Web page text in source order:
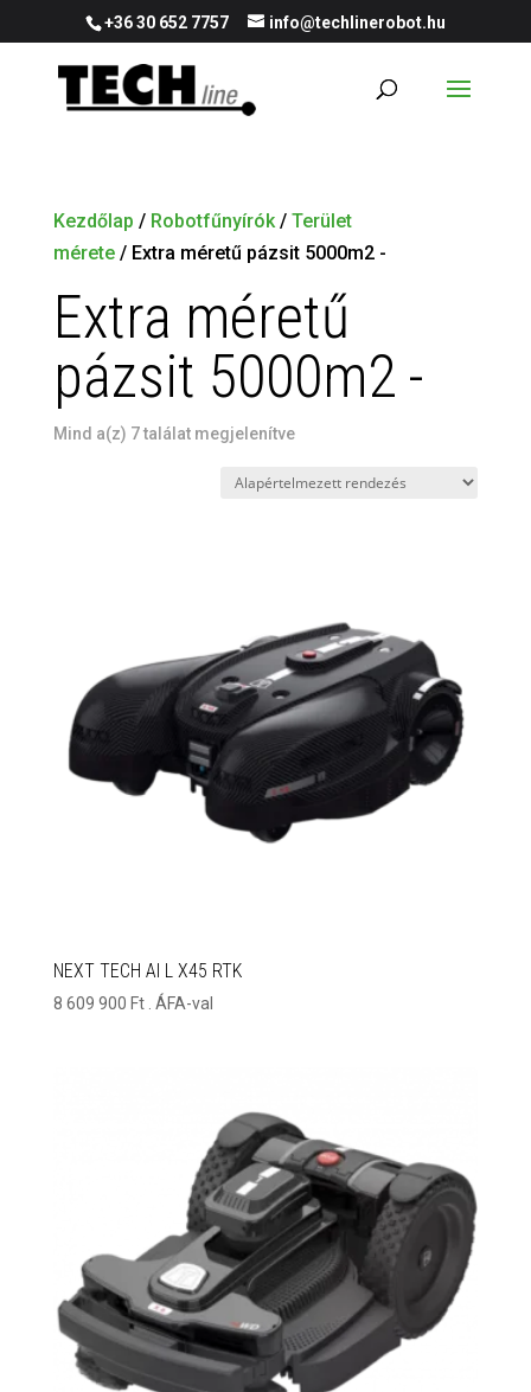
+36 30 652 7757 info@techlinerobot.hu
Kezdőlap / Robotfűnyírók/ Terület
mérete/ Extra méretű pázsit 5000m2 -
Extra méretű
pázsit 5000m2 -
Mind a(z) 7 találat megjelenítve
NEXT TECH AI L X45 RTK
8 609 900 Ft . ÁFA-val